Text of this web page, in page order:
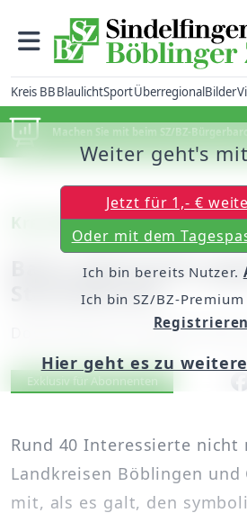
Kreis BBBlaulichtSportÜberregionalBilder
Machen Sie mit beim SZ/BZ-
Kreis Böblingen/Calw
Bahn-Aktivisten
Stacheldraht
Donnerstag, 06. Oktober 2016,
Artikel vorlesen
Exklusiv für Abonnenten
Rund 40 Interessierte nicht
Landkreisen Böblingen und
mit, als es galt, den
Weiter geht's
Jetzt für 1,- €
Oder mit dem
Ich bin bereits Nutzer.
Ich bin SZ/BZ-
Registrieren
Hier geht es zu